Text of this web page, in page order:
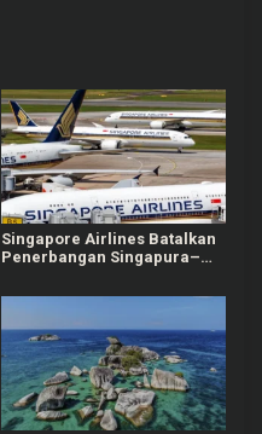
Singapore Airlines Batalkan
Penerbangan Singapura–
Imbas Ketegangan Timur